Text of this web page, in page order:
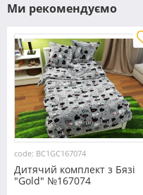
Ми рекомендуємо
code: BC1GC167074
Дитячий комплект з Бязі
"Gold" №167074